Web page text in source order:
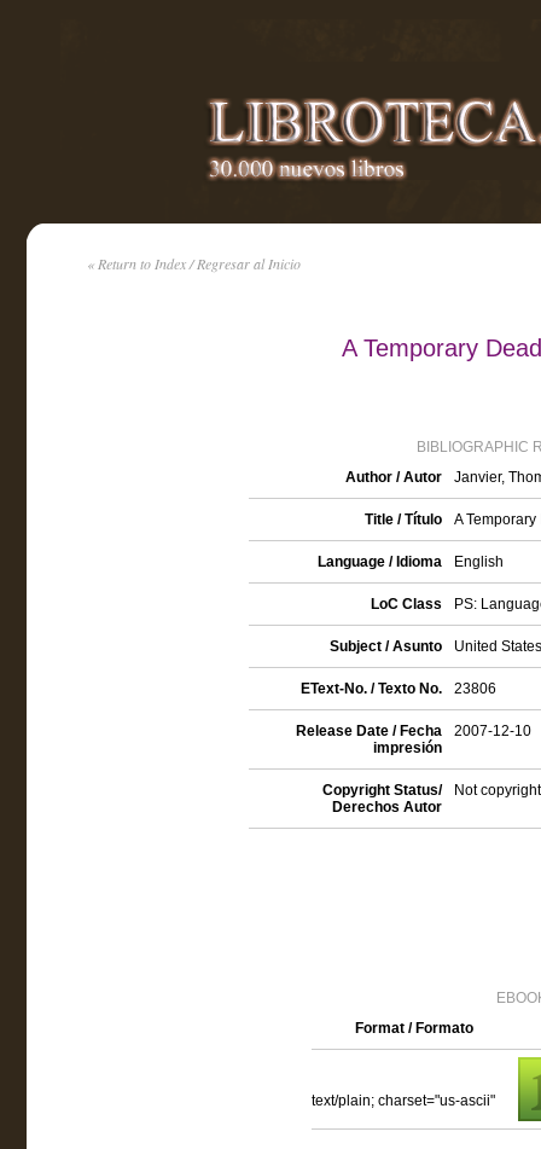
« Return to Index / Regresar al Inicio
A Temporary
BIBLIOGRAPHIC
Author / Autor
Janvier,
Title / Título A
Language / Idioma English
LoC Class PS:
Subject / Asunto United
EText-No. / Texto No. 23806
Release Date / Fecha
impresión
2007-12-10
Copyright Status/
Derechos Autor
Not
Format / Formato
text/plain; charset="us-ascii"